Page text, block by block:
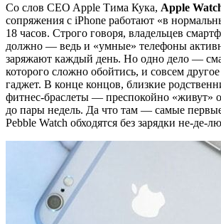
Со слов CEO Apple Тима Кука, Apple
сопряжения с iPhone работают «в
18 часов. Строго говоря, владельцев
должно — ведь и «умные» телефоны
заряжают каждый день. Но одно дело —
которого сложно обойтись, и совсем
гаджет. В конце концов, близкие
фитнес-браслеты — преспокойно «живут»
до пары недель. Да что там — самые
Pebble Watch обходятся без зарядки не-де-